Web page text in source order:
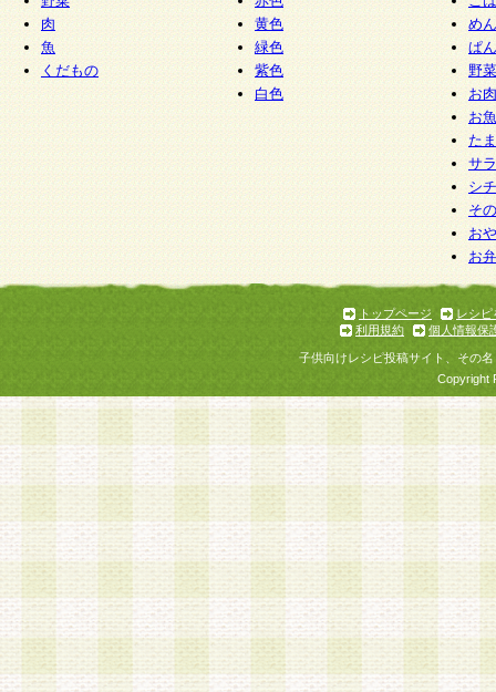
肉
魚
くだもの
黄色
緑色
紫色
白色
めん
ぱん
野
お
お
た
サ
シ
そ
お
お
トップページ
レシピ
利用規約
個人情報保
子供向けレシピ投稿サイト、その
Copyright